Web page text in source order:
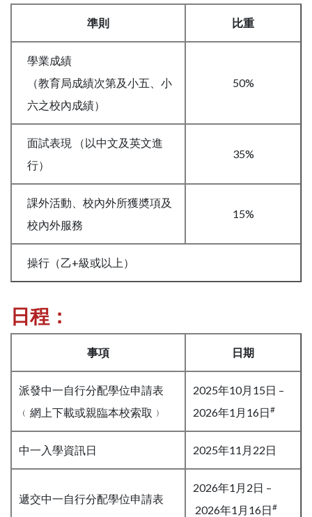
準則 比重
學業成績
（教育局成績次第及小五、小
六之校內成績）
50%
面試表現 （以中文及英文進
行）
35%
課外活動、校內外所獲奬項及
校內外服務
15%
操行（乙+級或以上）
日程：
事項 日期
派發中一自行分配學位申請表
﹙網上下載或親臨本校索取﹚
2025年10月15日 –
2026年1月16日#
中一入學資訊日 2025年11月22日
遞交中一自行分配學位申請表
2026年1月2日 –
2026年1月16日#